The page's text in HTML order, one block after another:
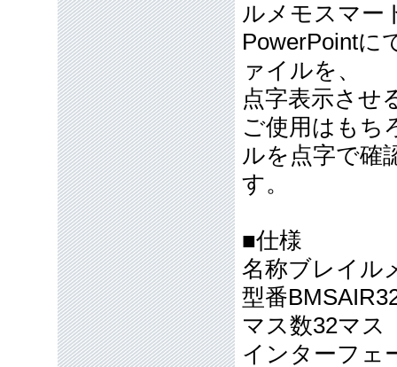
ルメモスマー
PowerPointに
ァイルを、
点字表示させ
ご使用はもち
ルを点字で確
す。
■仕様
名称ブレイル
型番
マス数32マス
インターフェ